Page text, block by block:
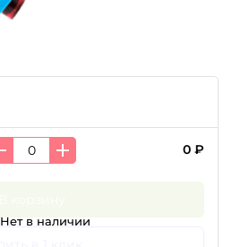
0 ₽
Нет в наличии